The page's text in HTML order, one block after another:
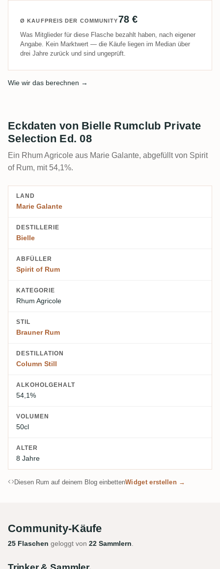
Ø KAUFPREIS DER COMMUNITY78 €
Was Mitglieder für diese Flasche bezahlt haben, nach eigener
Angabe. Kein Marktwert — die Käufe liegen im Median über
drei Jahre zurück und sind ungeprüft.
Wie wir das berechnen →
Eckdaten von Bielle Rumclub Private
Selection Ed. 08
Ein Rhum Agricole aus Marie Galante, abgefüllt von Spirit
of Rum, mit 54,1%.
LAND
Marie Galante
DESTILLERIE
Bielle
ABFÜLLER
Spirit of Rum
KATEGORIE
Rhum Agricole
STIL
Brauner Rum
DESTILLATION
Column Still
ALKOHOLGEHALT
54,1%
VOLUMEN
50cl
ALTER
8 Jahre
Diesen Rum auf deinem Blog einbettenWidget erstellen →
Community-Käufe
25 Flaschen geloggt von 22 Sammlern.